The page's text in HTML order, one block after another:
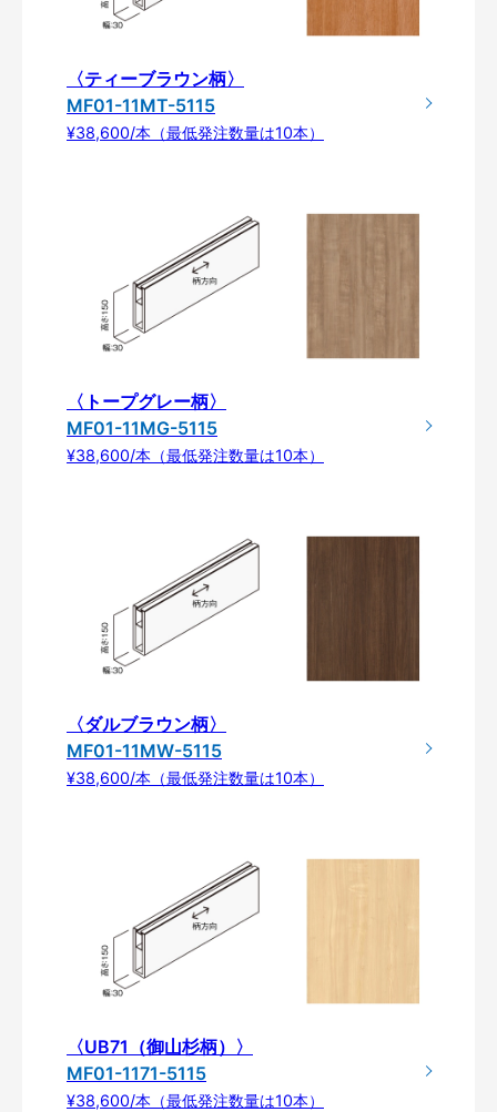
〈ティーブラウン柄〉
MF01-11MT-5115
¥38,600/本（最低発注数量は10本）
〈トープグレー柄〉
MF01-11MG-5115
¥38,600/本（最低発注数量は10本）
〈ダルブラウン柄〉
MF01-11MW-5115
¥38,600/本（最低発注数量は10本）
〈UB71（御山杉柄）〉
MF01-1171-5115
¥38,600/本（最低発注数量は10本）